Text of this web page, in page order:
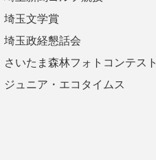
埼玉文学賞
埼玉政経懇話会
さいたま森林フォトコンテスト
ジュニア・エコタイムス